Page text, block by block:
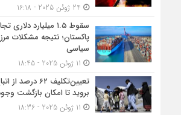
سقوط ۱.۵ میلیارد
پاکستان؛ نتیجه مشکلات
سیاسی
تعیین‌تکلیف ۶۲
بروید تا امکان بازگشت